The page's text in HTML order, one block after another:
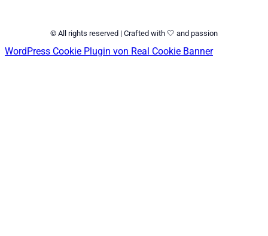
© All rights reserved | Crafted with 🤍 and passion
WordPress Cookie Plugin von Real Cookie Banner